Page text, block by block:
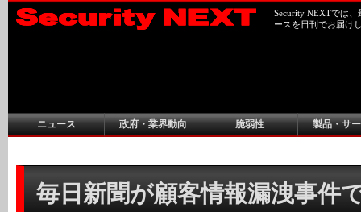
Security NEXTでは
ースを日刊でお届け
ニュース 政府・業界動向 脆弱性 製品・サ
毎日新聞が顧客情報漏洩事件